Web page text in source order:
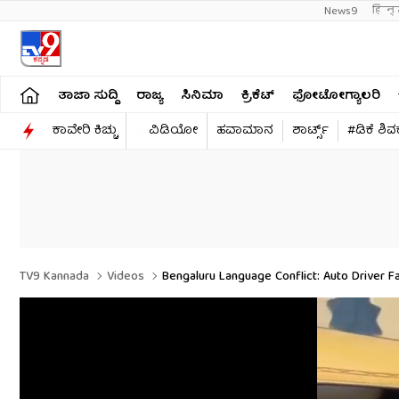
News9
ತಾಜಾ ಸುದ್ದಿ ರಾಜ್ಯ ಸಿನಿಮಾ ಕ್ರಿಕೆಟ್​ ಫೋಟೋಗ್ಯಾಲರಿ
ಕಾವೇರಿ ಕಿಚ್ಚು
ವಿಡಿಯೋ ಹವಾಮಾನ ಶಾರ್ಟ್ಸ್​ #ಡಿಕೆ
TV9 Kannada Videos Bengaluru Language Conflict: Auto Driver